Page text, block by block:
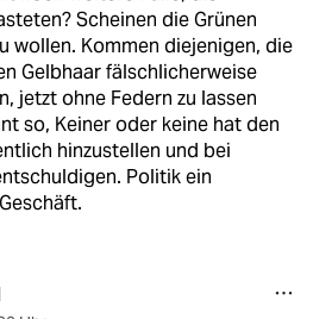
Scheinen die Grünen
wollen. Kommen diejenigen, die
Gelbhaar fälschlicherweise
jetzt ohne Federn zu lassen
so, Keiner oder keine hat den
hinzustellen und bei
Politik ein